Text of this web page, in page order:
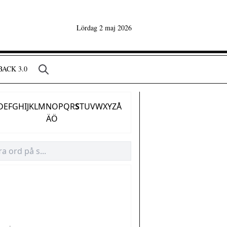
Lördag 2 maj 2026
3.0
EFGHIJKLMNOPQRSTUVWXYZÅ
ÄÖ